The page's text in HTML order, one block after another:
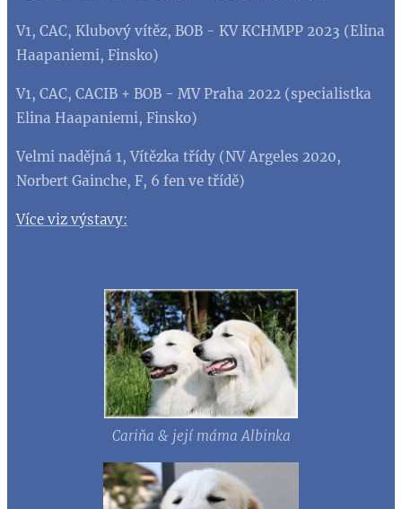
V1, CAC, Klubový vítěz, BOB - KV KCHMPP 2023 (Elina
Haapaniemi, Finsko)
V1, CAC, CACIB + BOB - MV Praha 2022 (specialistka
Elina Haapaniemi, Finsko)
Velmi nadějná 1, Vítězka třídy (NV Argeles 2020,
Norbert Gainche, F, 6 fen ve třídě)
Více viz výstavy:
Cariňa & její máma Albinka